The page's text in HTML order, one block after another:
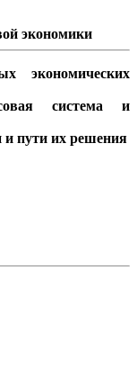
экономики
экономических
система и
и пути их решения
году